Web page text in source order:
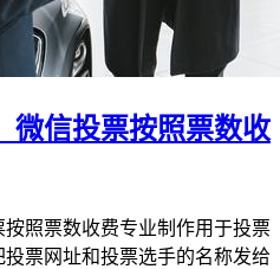
微信投票按照票数收
照票数收费专业制作用于投票
票网址和投票选手的名称发给